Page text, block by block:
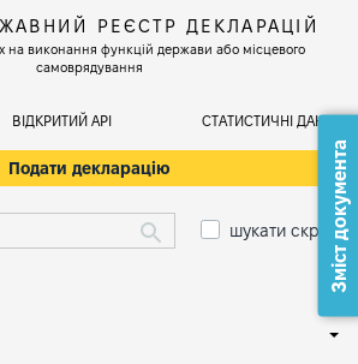
РЕЄСТР ДЕКЛАРАЦІЙ
на виконання функцій держави або місцевого
самоврядування
ВІДКРИТИЙ АРІ СТАТИСТИЧНІ ДАНІ
Подати декларацію
шукати скрізьЗміст документа